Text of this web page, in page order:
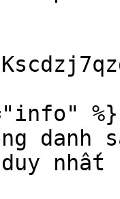
%}
danh
nhất